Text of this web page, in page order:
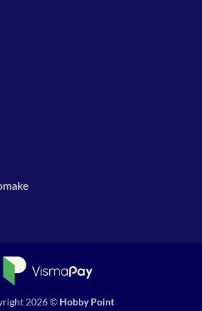
2026 © Hobby Point